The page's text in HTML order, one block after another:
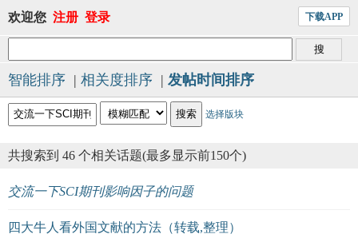
欢迎您 注册 登录 下载APP
智能排序 | 相关度排序 | 发帖时间排序
选择版块
共搜索到 46 个相关话题(最多显示前150个)
交流一下SCI期刊影响因子的问题
四大牛人看外国文献的方法（转载,整理）